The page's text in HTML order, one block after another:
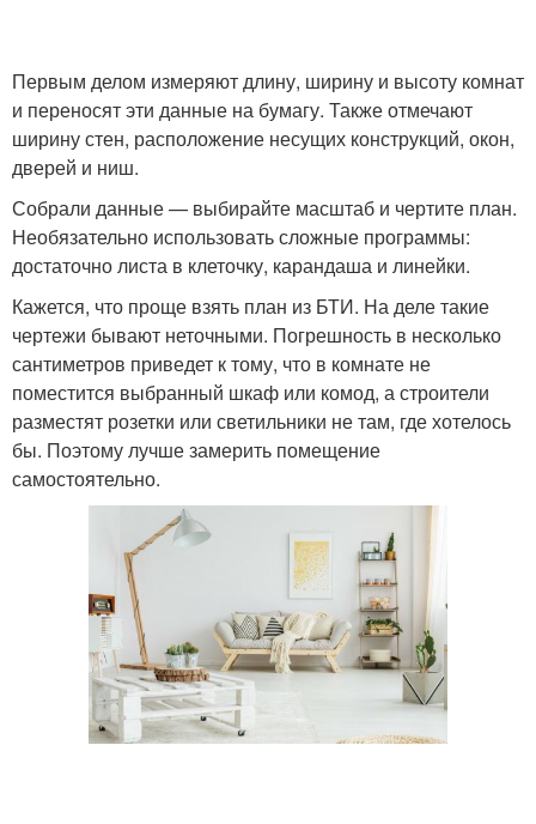
Первым делом измеряют длину, ширину и высоту комнат
и переносят эти данные на бумагу. Также отмечают
ширину стен, расположение несущих конструкций, окон,
дверей и ниш.
Собрали данные — выбирайте масштаб и чертите план.
Необязательно использовать сложные программы:
достаточно листа в клеточку, карандаша и линейки.
Кажется, что проще взять план из БТИ. На деле такие
чертежи бывают неточными. Погрешность в несколько
сантиметров приведет к тому, что в комнате не
поместится выбранный шкаф или комод, а строители
разместят розетки или светильники не там, где хотелось
бы. Поэтому лучше замерить помещение
самостоятельно.